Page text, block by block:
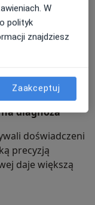
poszerzonej
pacjentów
diagnoza
doświadczeni
precyzją
daje większą
W
polityk
znajdziesz
Zaakceptuj